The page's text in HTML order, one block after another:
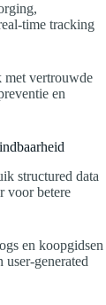
time tracking
vertrouwde
en
structured data
voor betere
en koopgidsen
generated